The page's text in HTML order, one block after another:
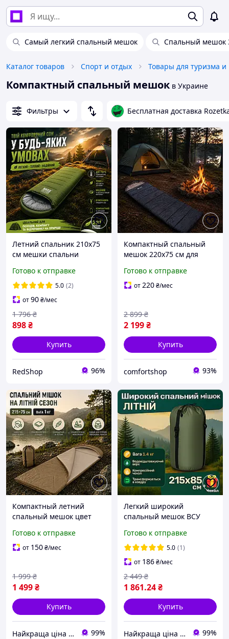
Самый легкий спальный мешок Спальный мешок
Каталог товаров Спорт и отдых Товары для туризма
Компактный спальный мешок в Украине
Фильтры Бесплатная доставка
Летний спальник 210х75
см мешки спальни
компактный спальный
мешок всесезонный
спальный мешок с
чехлом
Готово к отправке
5.0 (2)
от90₴/мес
898₴
1 796 ₴
Купить
RedShop 96%
Компактный спальный
мешок 220х75 см для
мешок одеяло с
капюшоном в сумке для
Готово к отправке
от220₴/мес
2 199₴
2 899 ₴
Купить
comfortshop 93%
Компактный летний
спальный мешок цвет
для походов отдыха на
природе тактический ЗСУ
Готово к отправке
от 150₴/мес
1 499₴
1 999 ₴
Купить
Найкраща ціна ❤️ 99%
Легкий широкий
спальный мешок ВСУ
компактный летний
спальник большой
водонепроницаемый
Готово к отправке
5.0 (1)
от 186₴/мес
1 861.24₴
2 449 ₴
Купить
Найкраща ціна ❤️ 99%